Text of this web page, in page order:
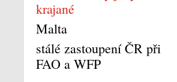
krajané
Malta
stálé zastoupení ČR při
FAO a WFP